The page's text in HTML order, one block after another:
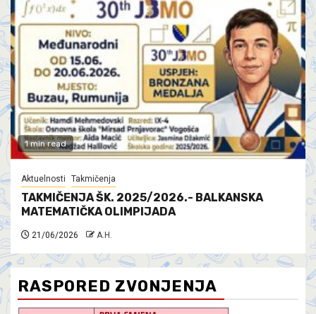
1 min read
Aktuelnosti Takmičenja
TAKMIČENJA ŠK. 2025/2026.- BALKANSKA
MATEMATIČKA OLIMPIJADA
21/06/2026 A.H.
RASPORED ZVONJENJA